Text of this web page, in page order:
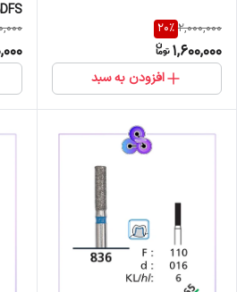
2,000,000
20%
1,600,000
افزودن به سبد